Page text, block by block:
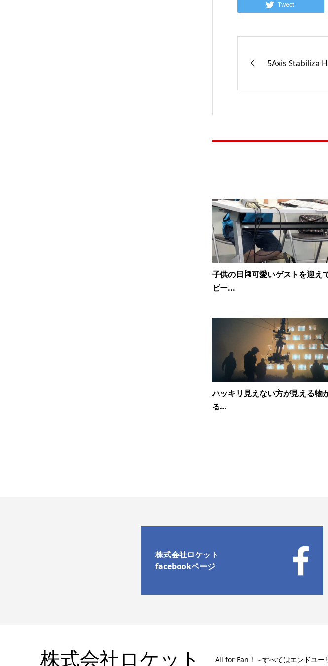
Tweet
5Axis Stabiliza
子供の日🎏可愛いゲストを迎え
ビー...
ハッキリ見えない方が見える物
る…
株式会社ロケット
facebookページ
株式会社ロケット All for Fan！～すべてはエンドユー